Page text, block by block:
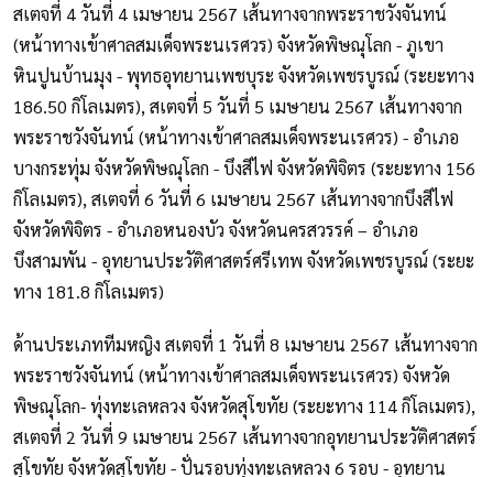
สเตจที่ 4 วันที่ 4 เมษายน 2567 เส้นทางจากพระราชวังจันทน์
(หน้าทางเข้าศาลสมเด็จพระนเรศวร) จังหวัดพิษณุโลก - ภูเขา
หินปูนบ้านมุง - พุทธอุทยานเพชบุระ จังหวัดเพชรบูรณ์ (ระยะทาง
186.50 กิโลเมตร), สเตจที่ 5 วันที่ 5 เมษายน 2567 เส้นทางจาก
พระราชวังจันทน์ (หน้าทางเข้าศาลสมเด็จพระนเรศวร) - อำเภอ
บางกระทุ่ม จังหวัดพิษณุโลก - บึงสีไฟ จังหวัดพิจิตร (ระยะทาง 156
กิโลเมตร), สเตจที่ 6 วันที่ 6 เมษายน 2567 เส้นทางจากบึงสีไฟ
จังหวัดพิจิตร - อำเภอหนองบัว จังหวัดนครสวรรค์ – อำเภอ
บึงสามพัน - อุทยานประวัติศาสตร์ศรีเทพ จังหวัดเพชรบูรณ์ (ระยะ
ทาง 181.8 กิโลเมตร)
ด้านประเภททีมหญิง สเตจที่ 1 วันที่ 8 เมษายน 2567 เส้นทางจาก
พระราชวังจันทน์ (หน้าทางเข้าศาลสมเด็จพระนเรศวร) จังหวัด
พิษณุโลก- ทุ่งทะเลหลวง จังหวัดสุโขทัย (ระยะทาง 114 กิโลเมตร),
สเตจที่ 2 วันที่ 9 เมษายน 2567 เส้นทางจากอุทยานประวัติศาสตร์
สุโขทัย จังหวัดสุโขทัย - ปั่นรอบทุ่งทะเลหลวง 6 รอบ - อุทยาน